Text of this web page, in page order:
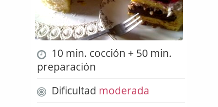
10 min. cocción + 50 min.
preparación
Dificultad moderada